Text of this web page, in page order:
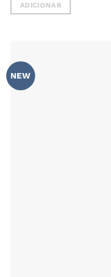
ADICIONAR
NEW